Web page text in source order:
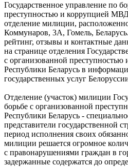
Государственное управление по
преступностью и коррупцией
отделение милиции,
Коммунаров, 3А, Гомель,
рейтинг, отзывы и контактные
на странице отделения
с организованной
Республики Беларусь в
государственных услуг
Отделение (участок) милиции
борьбе с организованной
Республики Беларусь -
представители государственной
период исполнения своих
милиции решается огромное
с правонарушениями граждан в
задержанные содержатся до